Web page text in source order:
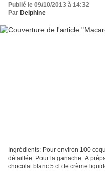
Publié le 09/10/2013 à 14:32
Par Delphine
Ingrédients: Pour environ 100
détaillée. Pour la ganache: A
chocolat blanc 5 cl de crème